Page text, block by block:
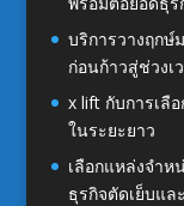
บริการวางฤกษ์
ก่อนก้าวสู่ช่วง
x lift กับการเลื
ในระยะยาว
เลือกแหล่งจำ
ธุรกิจตัดเย็บแ